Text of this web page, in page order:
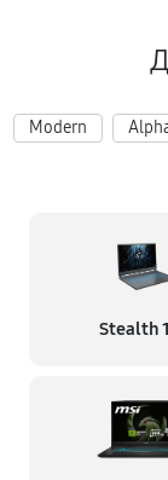
Modern
Stealth